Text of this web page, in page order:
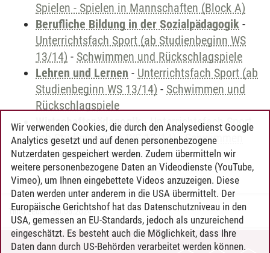
Spielen - Spielen in Mannschaften (Block A)
Berufliche Bildung in der Sozialpädagogik -
Unterrichtsfach Sport (ab Studienbeginn WS
13/14) - Schwimmen und Rückschlagspiele
Lehren und Lernen - Unterrichtsfach Sport (ab
Studienbeginn WS 13/14) - Schwimmen und
Rückschlagspiele
Wirtschaftspädagogik- Unterrichtsfach Sport
(ab Studienbeginn WS 13/14)-Schwimmen
und Rückschlagspiele
Timo Leder/30.06.2024
Wir verwenden Cookies, die durch den Analysedienst Google
Analytics gesetzt und auf denen personenbezogene
Nutzerdaten gespeichert werden. Zudem übermitteln wir
weitere personenbezogene Daten an Videodienste (YouTube,
Vimeo), um Ihnen eingebettete Videos anzuzeigen. Diese
Daten werden unter anderem in die USA übermittelt. Der
Europäische Gerichtshof hat das Datenschutzniveau in den
USA, gemessen an EU-Standards, jedoch als unzureichend
eingeschätzt. Es besteht auch die Möglichkeit, dass Ihre
Daten dann durch US-Behörden verarbeitet werden können.